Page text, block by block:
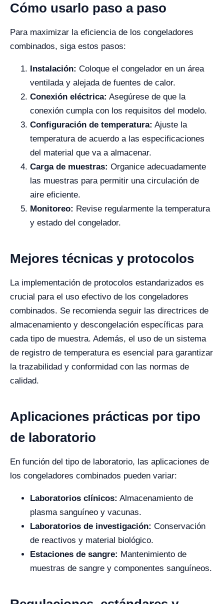
Cómo usarlo paso a paso
Para maximizar la eficiencia de los congeladores
combinados, siga estos pasos:
Instalación: Coloque el congelador en un área
ventilada y alejada de fuentes de calor.
Conexión eléctrica: Asegúrese de que la
conexión cumpla con los requisitos del modelo.
Configuración de temperatura: Ajuste la
temperatura de acuerdo a las especificaciones
del material que va a almacenar.
Carga de muestras: Organice adecuadamente
las muestras para permitir una circulación de
aire eficiente.
Monitoreo: Revise regularmente la temperatura
y estado del congelador.
Mejores técnicas y protocolos
La implementación de protocolos estandarizados es
crucial para el uso efectivo de los congeladores
combinados. Se recomienda seguir las directrices de
almacenamiento y descongelación específicas para
cada tipo de muestra. Además, el uso de un sistema
de registro de temperatura es esencial para garantizar
la trazabilidad y conformidad con las normas de
calidad.
Aplicaciones prácticas por tipo
de laboratorio
En función del tipo de laboratorio, las aplicaciones de
los congeladores combinados pueden variar:
Laboratorios clínicos: Almacenamiento de
plasma sanguíneo y vacunas.
Laboratorios de investigación: Conservación
de reactivos y material biológico.
Estaciones de sangre: Mantenimiento de
muestras de sangre y componentes sanguíneos.